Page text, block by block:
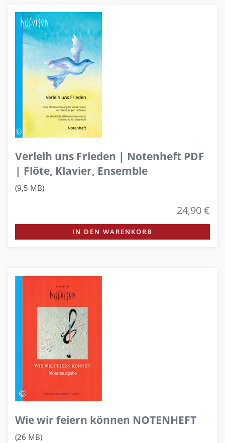
Verleih uns Frieden | Notenheft PDF
| Flöte, Klavier, Ensemble
(9,5 MB)
24,90 €
IN DEN WARENKORB
Wie wir feiern können NOTENHEFT
(26 MB)